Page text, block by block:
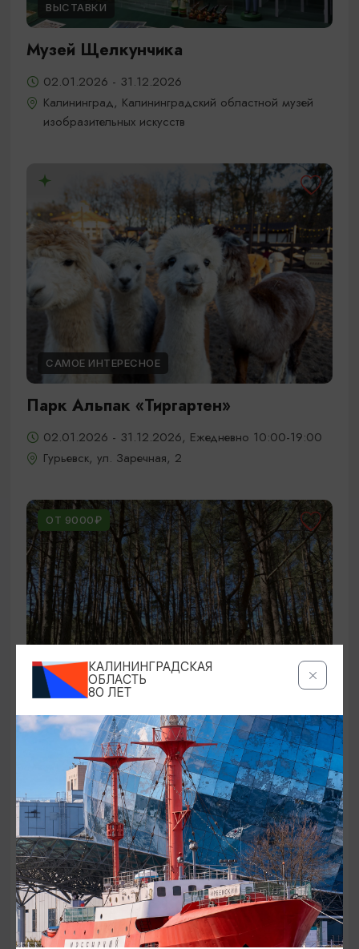
ВЫСТАВКИ
Музей Щелкунчика
02.01.2026 - 31.12.2026
Калининград, Калининградский областной музей
изобразительных искусств
САМОЕ ИНТЕРЕСНОЕ
Парк Альпак «Тиргартен»
02.01.2026 - 31.12.2026, Ежедневно 10:00-19:00
Гурьевск, ул. Заречная, 2
ОТ 9000₽
ЭКСКУРСИИ УЧРЕЖДЕНИЙ КУЛЬТУРЫ
Аудиоспектакль «Истории Куршской
косы»
01.02.2026 - 31.12.2026, 13:00
Куршская коса
ОТ 2500₽
КАЛИНИНГРАДСКАЯ
ОБЛАСТЬ
80 ЛЕТ